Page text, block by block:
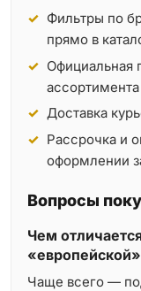
Фильтры по
прямо в
Официальная
ассортимента
Доставка
Рассрочка и
оформлении
Вопросы
Чем
Чаще всего —